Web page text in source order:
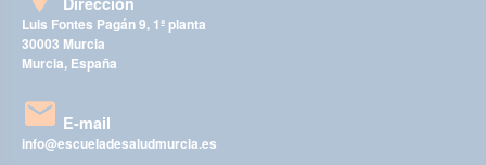
Luis Fontes Pagán 9, 1ª planta
30003 Murcia
Murcia, España
E-mail
info@escueladesaludmurcia.es